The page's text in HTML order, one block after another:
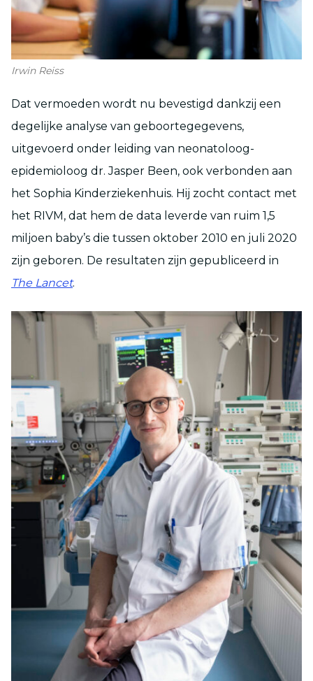
Irwin Reiss
Dat vermoeden wordt nu bevestigd dankzij een
degelijke analyse van geboortegegevens,
uitgevoerd onder leiding van neonatoloog-
epidemioloog dr. Jasper Been, ook verbonden aan
het Sophia Kinderziekenhuis. Hij zocht contact met
het RIVM, dat hem de data leverde van ruim 1,5
miljoen baby’s die tussen oktober 2010 en juli 2020
zijn geboren. De resultaten zijn gepubliceerd in
The Lancet.